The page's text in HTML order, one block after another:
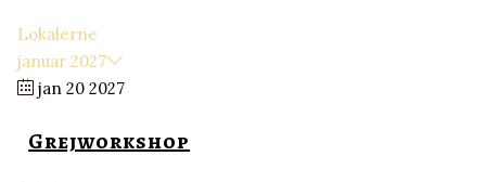
Lokalerne
januar 2027
jan 20 2027
Grejworkshop